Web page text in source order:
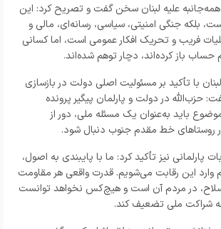
علیه لبنان سخن گفت و تصریح کرد: این
بلکه جنگی امنیتی، سیاسی، رسانه‌ای، مالی و
فریب و تحریک افکار عمومی است، اما کسانی
باز کرده‌اند، دچار توهم شده‌اند.
با تأکید بر مسئولیت اصلی دولت در بازسازی
حزب‌الله در دولت و پارلمان پیگیر پرونده
باید به‌عنوان یک مسئله ملی، دور از
روستاهای خط مقدم جنوب دنبال شود.
پارلمانی نیز تأکید کرد: ما با پایبندی به اصول،
وارد این رقابت می‌شویم. قدرت واقعی هر مقاومت
در مردم آن است و هیچ‌کس نخواهد توانست
شراکت ملی تضعیف کند.